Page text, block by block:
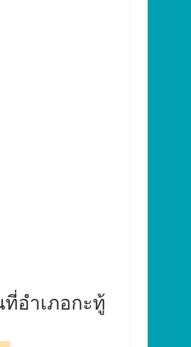
อำเภอกะทู้